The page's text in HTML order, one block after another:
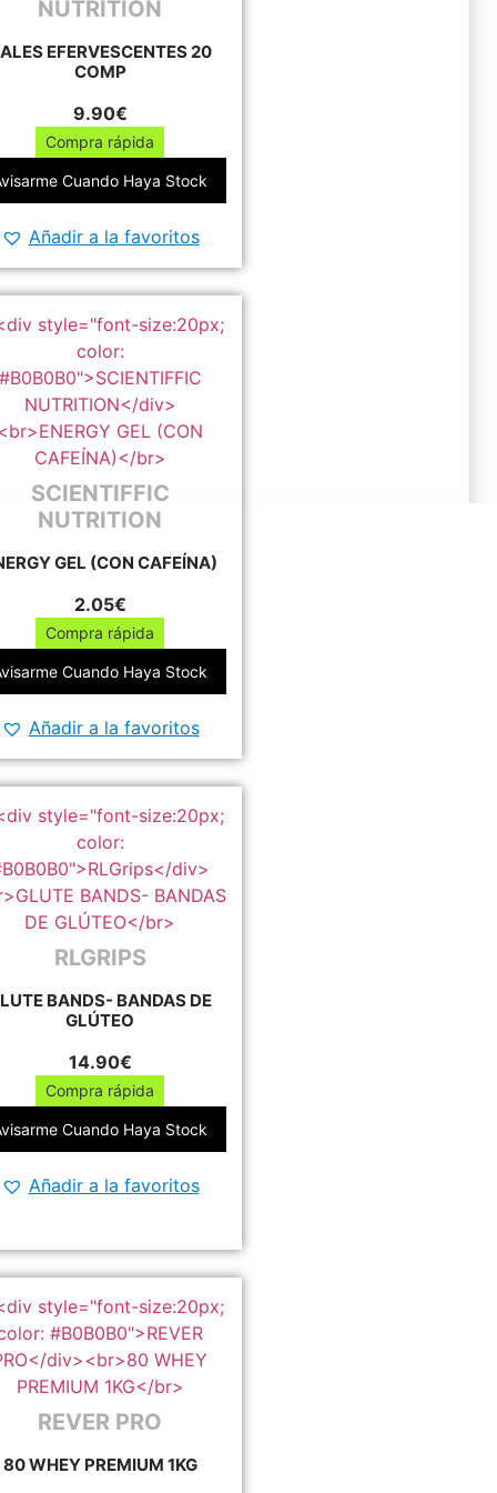
NUTRITION
EFERVESCENTES 20
COMP
9.90€
Compra rápida
Este
producto
múltiples
variantes.
Las
opciones
se
pueden
elegir
en
la
página
de
Cuando Haya Stock
Añadir a la favoritos
SCIENTIFFIC
NUTRITION
GEL (CON CAFEÍNA)
2.05€
Compra rápida
Este
producto
múltiples
variantes.
Las
opciones
se
pueden
elegir
en
la
de
producto
Cuando Haya Stock
Añadir a la favoritos
RLGRIPS
BANDS- BANDAS DE
GLÚTEO
14.90€
Compra rápida
Este
producto
múltiples
Las
opciones
se
pueden
elegir
en
la
de
Cuando Haya Stock
Añadir a la favoritos
REVER PRO
80 WHEY PREMIUM 1KG